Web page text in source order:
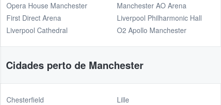
Opera House Manchester
First Direct Arena
Liverpool Cathedral
Manchester AO Arena
Liverpool Philharmonic Hall
O2 Apollo Manchester
Cidades perto de Manchester
Chesterfield
Lille